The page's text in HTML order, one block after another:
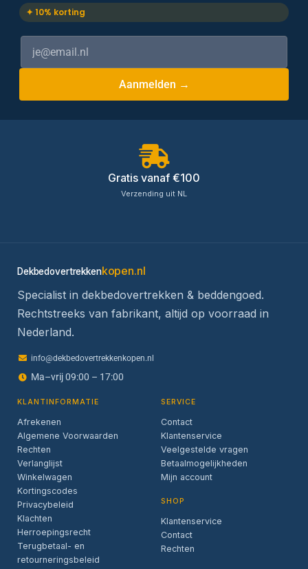
✦ 10% korting
Aanmelden →
Gratis vanaf €100
Verzending uit NL
Dekbedovertrekkenkopen.nl
Specialist in dekbedovertrekken & beddengoed.
Rechtstreeks van fabrikant, altijd op voorraad in
Nederland.
info@dekbedovertrekkenkopen.nl
Ma–vrij 09:00 – 17:00
KLANTINFORMATIE
Afrekenen
Algemene Voorwaarden
Rechten
Verlanglijst
Winkelwagen
Kortingscodes
Privacybeleid
Klachten
Herroepingsrecht
Terugbetaal- en
retourneringsbeleid
SERVICE
Contact
Klantenservice
Veelgestelde vragen
Betaalmogelijkheden
Mijn account
SHOP
Klantenservice
Contact
Rechten